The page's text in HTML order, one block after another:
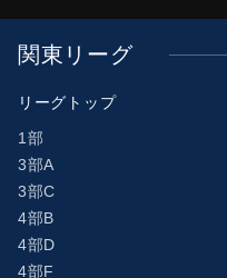
関東リーグ
リーグトップ
1部
3部A
3部C
4部B
4部D
4部F